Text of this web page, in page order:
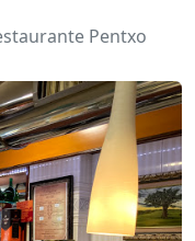
Pentxo